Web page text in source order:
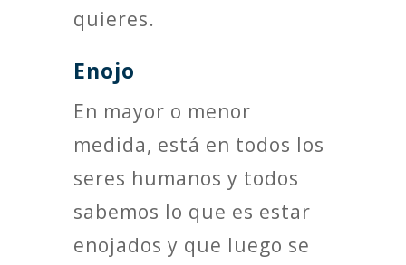
quieres.
Enojo
En mayor o menor
medida, está en todos los
seres humanos y todos
sabemos lo que es estar
enojados y que luego se